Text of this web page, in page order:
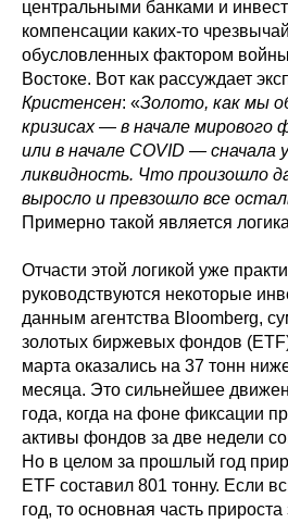
центральными банками и
компенсации каких-то
обусловленных фактором
Востоке. Вот как рассуждает
Кристенсен: «Золото, как мы
кризисах — в начале мирового
или в начале COVID — сначала
ликвидность. Что произошло
выросло и превзошло все
Примерно такой является
Отчасти этой логикой уже
руководствуются некоторые
данным агентства Bloomberg,
золотых биржевых фондов
марта оказались на 37 тонн
месяца. Это сильнейшее
года, когда на фоне фиксации
активы фондов за две недели
Но в целом за прошлый год
ETF составил 801 тонну. Если
год, то основная часть